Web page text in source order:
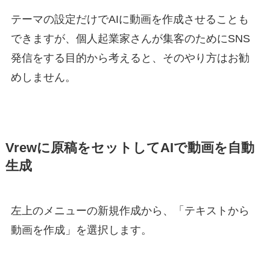
テーマの設定だけでAIに動画を作成させることも
できますが、個人起業家さんが集客のためにSNS
発信をする目的から考えると、そのやり方はお勧
めしません。
Vrewに原稿をセットしてAIで動画を自動
生成
左上のメニューの新規作成から、「テキストから
動画を作成」を選択します。